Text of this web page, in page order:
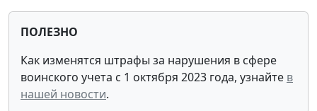
ПОЛЕЗНО
Как изменятся штрафы за нарушения в сфере
воинского учета с 1 октября 2023 года, узнайте в
нашей новости.